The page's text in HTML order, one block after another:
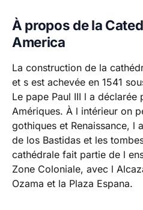
À propos de la
America
La construction de la
et s est achevée en 1541
Le pape Paul III l a déclarée
Amériques. À l intérieur on
gothiques et Renaissance, l
de los Bastidas et les
cathédrale fait partie de l
Zone Coloniale, avec l
Ozama et la Plaza Espana.